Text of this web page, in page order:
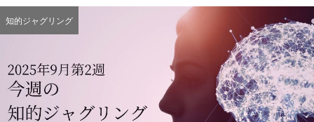
知的ジャグリング